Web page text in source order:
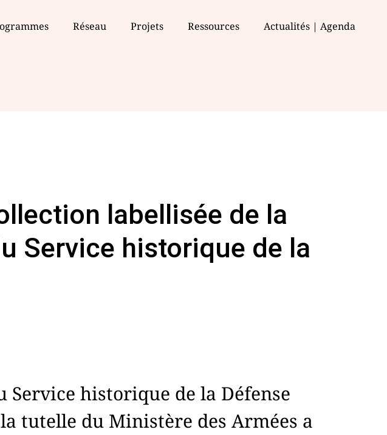
Réseau Projets Ressources Actualités | Agenda
labellisée de la
Service historique de la
Service historique de la Défense
tutelle du Ministère des Armées a